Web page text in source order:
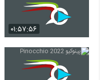
۰۱:۵۷:۵۶